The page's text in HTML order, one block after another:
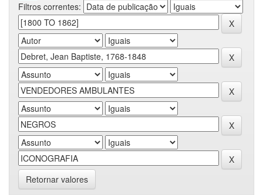
Filtros correntes:
Retornar valores